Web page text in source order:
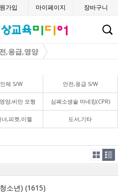
가입 마이페이지 장바구니
,응급,영양
체 S/W 안전,응급 S/W
양,비만 모형 심폐소생술 마네킹(CPR)
,피켓,이젤 도서,기타
소년) (1615)